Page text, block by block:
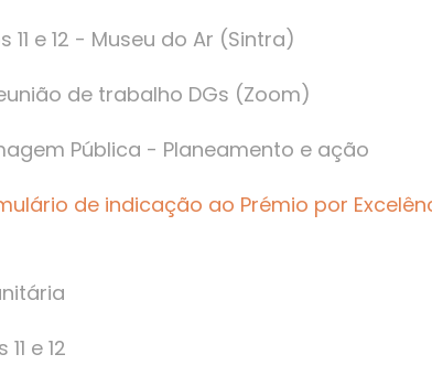
e 12 - Museu do Ar (Sintra)
de trabalho DGs (Zoom)
Pública - Planeamento e ação
ulário de indicação ao Prémio por
e 12